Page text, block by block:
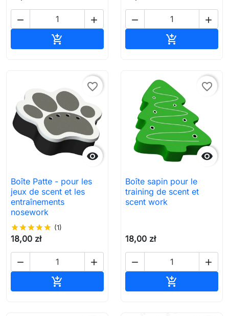
 

 


favorite_border
Boîte Patte - pour les
jeux de scent et les
entraînements
nosework
starstarstarstarstar (1)
18,00 zł
 


favorite_border
Boîte sapin pour le
training de scent et
scent work
18,00 zł
 
